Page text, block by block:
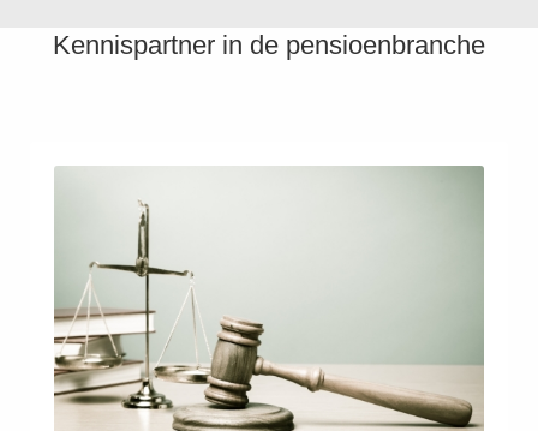
Kennispartner in de pensioenbranche